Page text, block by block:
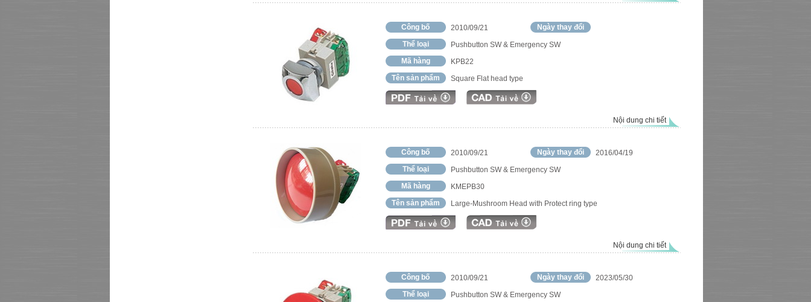
Công bố 2010/09/21
Ngày thay đổi
Thể loại
Pushbutton SW & Emergency SW
Mã hàng
KPB22
Tên sản phẩm
Square Flat head type
Nội dung chi tiết
Công bố 2010/09/21 Ngày thay đổi
2016/04/19
Thể loại
Pushbutton SW & Emergency SW
Mã hàng
KMEPB30
Tên sản phẩm
Large-Mushroom Head with Protect ring type
Nội dung chi tiết
Công bố 2010/09/21 Ngày thay đổi
2023/05/30
Thể loại
Pushbutton SW & Emergency SW